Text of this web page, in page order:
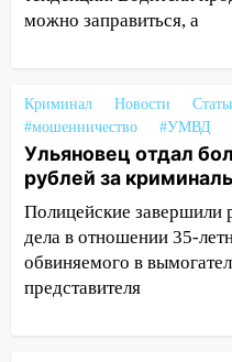
Вынесли
08:27
один из шести
в России
07:02
Жара
погода в
06:10 Двое
летнюю девочку в
Мертвеца
можно заправиться, а
Криминал Новости
#мошенничество
#УМВД
Ульяновец отдал
рублей за
Полицейские завершили
дела в отношении 35-
обвиняемого в
представителя